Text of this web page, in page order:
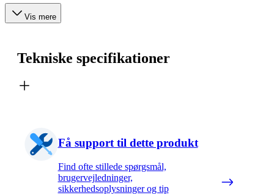
Vis mere
Tekniske specifikationer
Få support til dette produkt
Find ofte stillede spørgsmål,
brugervejledninger,
sikkerhedsoplysninger og tip